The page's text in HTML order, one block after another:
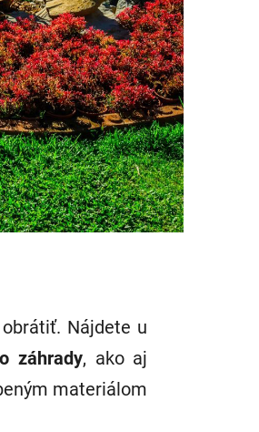
Nájdete u
záhrady, ako aj
materiálom